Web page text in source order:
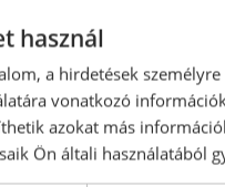
Újdonság
használ
a hirdetések
vonatkozó
azokat más
Ön általi használatából